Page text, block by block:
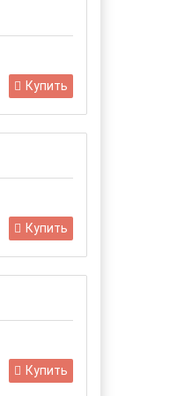
Купить
Купить
Купить